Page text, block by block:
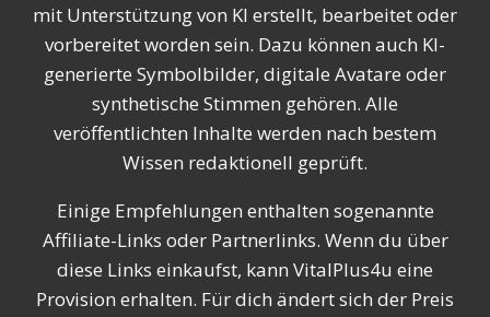
mit Unterstützung von KI erstellt, bearbeitet oder
vorbereitet worden sein. Dazu können auch KI-
generierte Symbolbilder, digitale Avatare oder
synthetische Stimmen gehören. Alle
veröffentlichten Inhalte werden nach bestem
Wissen redaktionell geprüft.
Einige Empfehlungen enthalten sogenannte
Affiliate-Links oder Partnerlinks. Wenn du über
diese Links einkaufst, kann VitalPlus4u eine
Provision erhalten. Für dich ändert sich der Preis